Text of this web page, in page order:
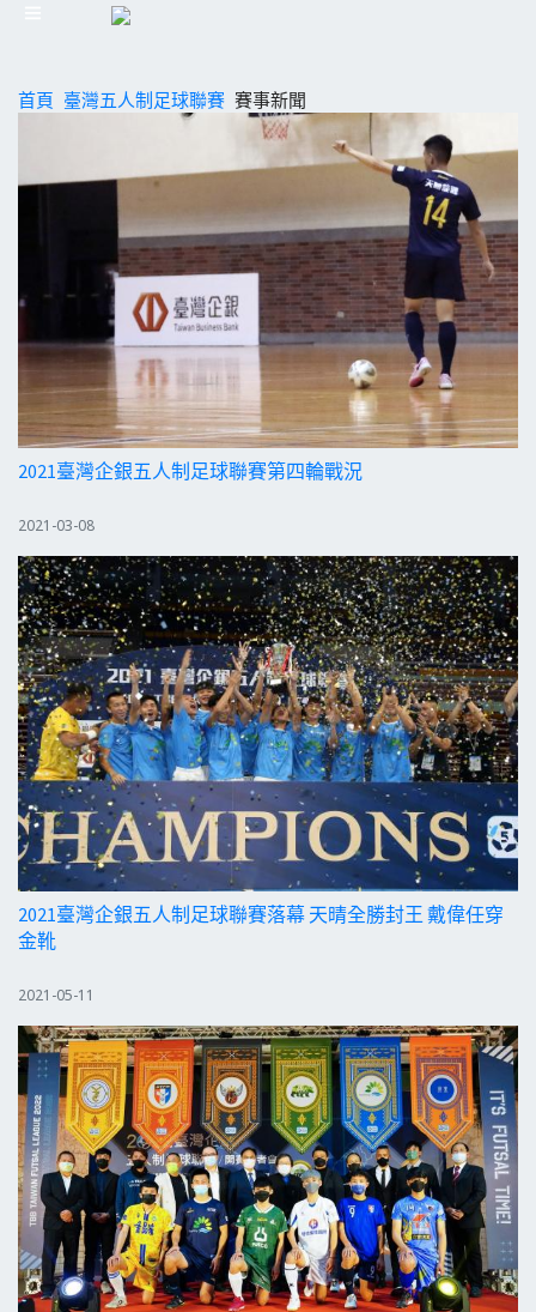
首頁 臺灣五人制足球聯賽 賽事新聞
2021臺灣企銀五人制足球聯賽第四輪戰況
2021-03-08
2021臺灣企銀五人制足球聯賽落幕 天晴全勝封王 戴偉任穿
金靴
2021-05-11